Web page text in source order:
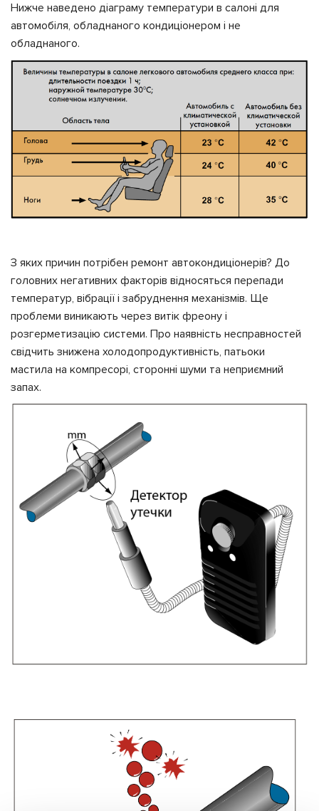
Нижче наведено діаграму температури в салоні для
автомобіля, обладнаного кондиціонером і не
обладнаного.
З яких причин потрібен ремонт автокондиціонерів? До
головних негативних факторів відносяться перепади
температур, вібрації і забруднення механізмів. Ще
проблеми виникають через витік фреону і
розгерметизацію системи. Про наявність несправностей
свідчить знижена холодопродуктивність, патьоки
мастила на компресорі, сторонні шуми та неприємний
запах.